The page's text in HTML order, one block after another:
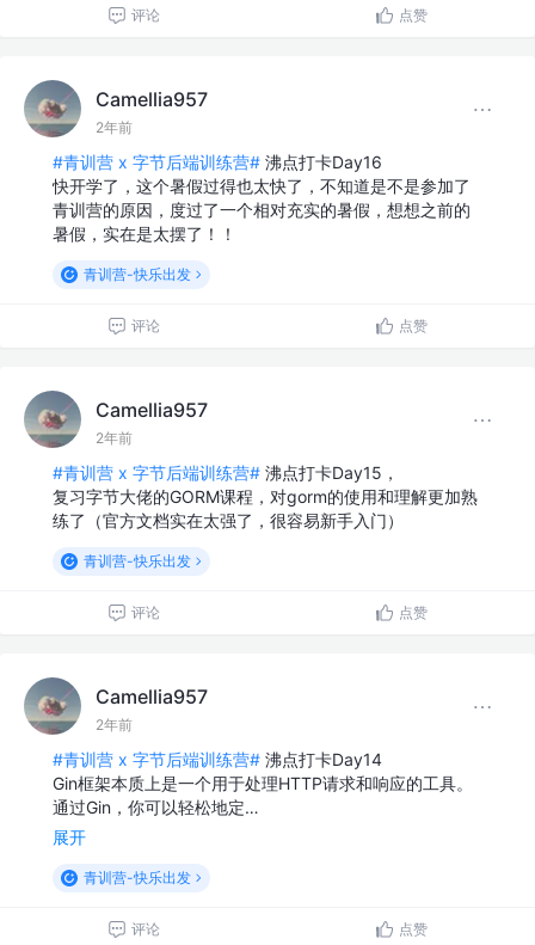
评论 点赞
Camellia957
2年前
#青训营 x 字节后端训练营# 沸点打卡Day16
快开学了，这个暑假过得也太快了，不知道是不是参加了
青训营的原因，度过了一个相对充实的暑假，想想之前的
暑假，实在是太摆了！！
青训营-快乐出发
评论 点赞
Camellia957
2年前
#青训营 x 字节后端训练营# 沸点打卡Day15，
复习字节大佬的GORM课程，对gorm的使用和理解更加熟
练了（官方文档实在太强了，很容易新手入门）
青训营-快乐出发
评论 点赞
Camellia957
2年前
#青训营 x 字节后端训练营# 沸点打卡Day14
Gin框架本质上是一个用于处理HTTP请求和响应的工具。
通过Gin，你可以轻松地定…
展开
青训营-快乐出发
评论 点赞